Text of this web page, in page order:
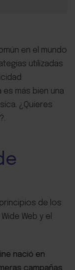
en el mundo
utilizadas
más bien una
¿Quieres
de los
Web y el
nació en
campañas